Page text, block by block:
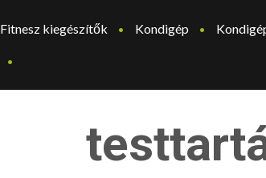
Fitnesz kiegészítők Kondigép